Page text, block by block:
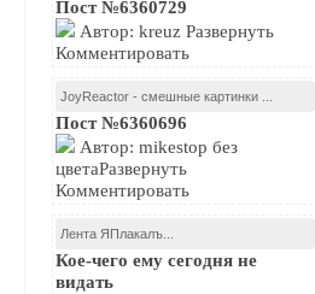
Пост №6360729
Автор: kreuz Развернуть
Комментировать
JoyReactor - смешные картинки ...
Пост №6360696
Автор: mikestop без
цветаРазвернуть
Комментировать
Лента ЯПлакалъ...
Кое-чего ему сегодня не
видать